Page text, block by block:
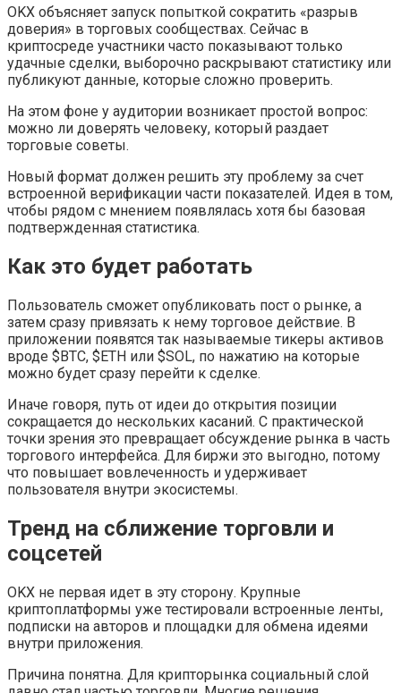
OKX объясняет запуск попыткой сократить «разрыв
доверия» в торговых сообществах. Сейчас в
криптосреде участники часто показывают только
удачные сделки, выборочно раскрывают статистику или
публикуют данные, которые сложно проверить.
На этом фоне у аудитории возникает простой вопрос:
можно ли доверять человеку, который раздает
торговые советы.
Новый формат должен решить эту проблему за счет
встроенной верификации части показателей. Идея в том,
чтобы рядом с мнением появлялась хотя бы базовая
подтвержденная статистика.
Как это будет работать
Пользователь сможет опубликовать пост о рынке, а
затем сразу привязать к нему торговое действие. В
приложении появятся так называемые тикеры активов
вроде $BTC, $ETH или $SOL, по нажатию на которые
можно будет сразу перейти к сделке.
Иначе говоря, путь от идеи до открытия позиции
сокращается до нескольких касаний. С практической
точки зрения это превращает обсуждение рынка в часть
торгового интерфейса. Для биржи это выгодно, потому
что повышает вовлеченность и удерживает
пользователя внутри экосистемы.
Тренд на сближение торговли и
соцсетей
OKX не первая идет в эту сторону. Крупные
криптоплатформы уже тестировали встроенные ленты,
подписки на авторов и площадки для обмена идеями
внутри приложения.
Причина понятна. Для крипторынка социальный слой